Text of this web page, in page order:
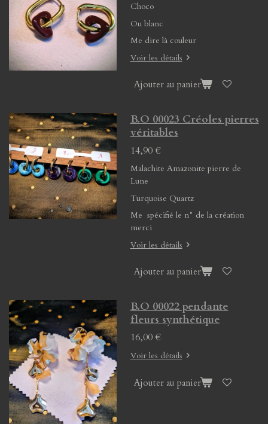
Choco
Ou blanc
Me dire là couleur
Voir les détails
Ajouter au panier
B.O 00023 Créoles pierres
véritables
14,90 €
Malachite Amazonite pierre de
Lune
Turquoise Quartz
Me spécifié le n° de la création
merci
Voir les détails
Ajouter au panier
B.O 00022 pendante
fleurs synthétique
16,00 €
Voir les détails
Ajouter au panier